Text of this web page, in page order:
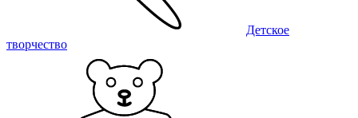
Детское
творчество